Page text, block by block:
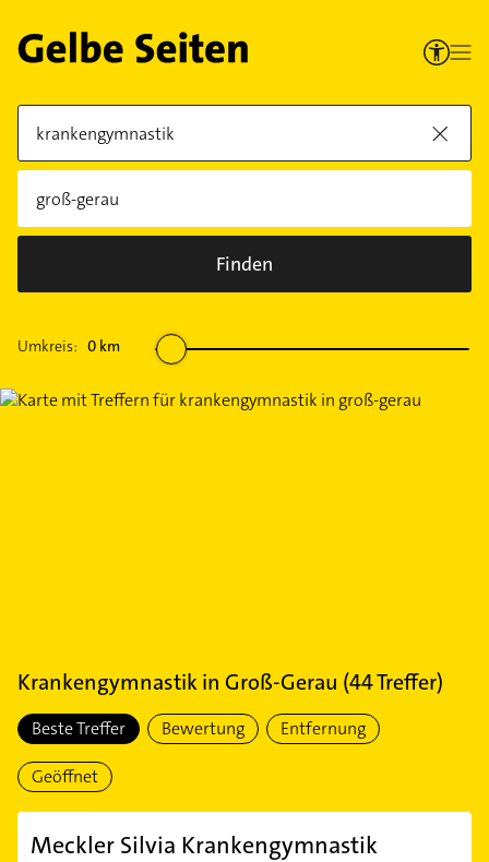
Finden
Umkreis: 0 km
Krankengymnastikin Groß-Gerau (44Treffer)
Beste Treffer Bewertung Entfernung
Geöffnet
Meckler Silvia Krankengymnastik